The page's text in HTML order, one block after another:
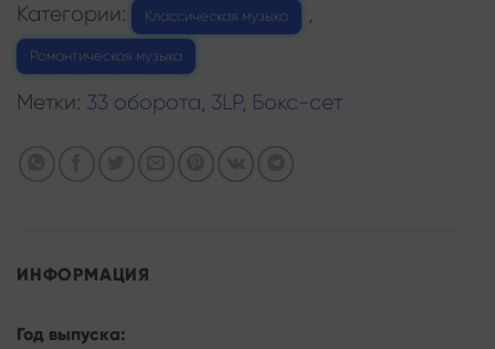
Категории:
Классическая музыка ,
Романтическая музыка
Метки: 33 оборота, 3LP, Бокс-сет
ИНФОРМАЦИЯ
Год выпуска: